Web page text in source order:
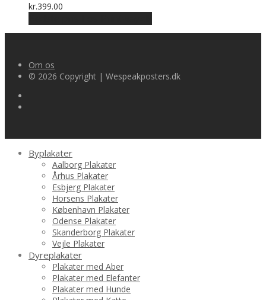
kr.399.00
Om os
© 2026 Copyright | Wespeakposters.dk
Byplakater
Aalborg Plakater
Århus Plakater
Esbjerg Plakater
Horsens Plakater
København Plakater
Odense Plakater
Skanderborg Plakater
Vejle Plakater
Dyreplakater
Plakater med Aber
Plakater med Elefanter
Plakater med Hunde